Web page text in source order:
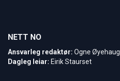
NETT NO
Ansvarleg redaktør: Ogne Øyehaug
Dagleg leiar: Eirik Staurset